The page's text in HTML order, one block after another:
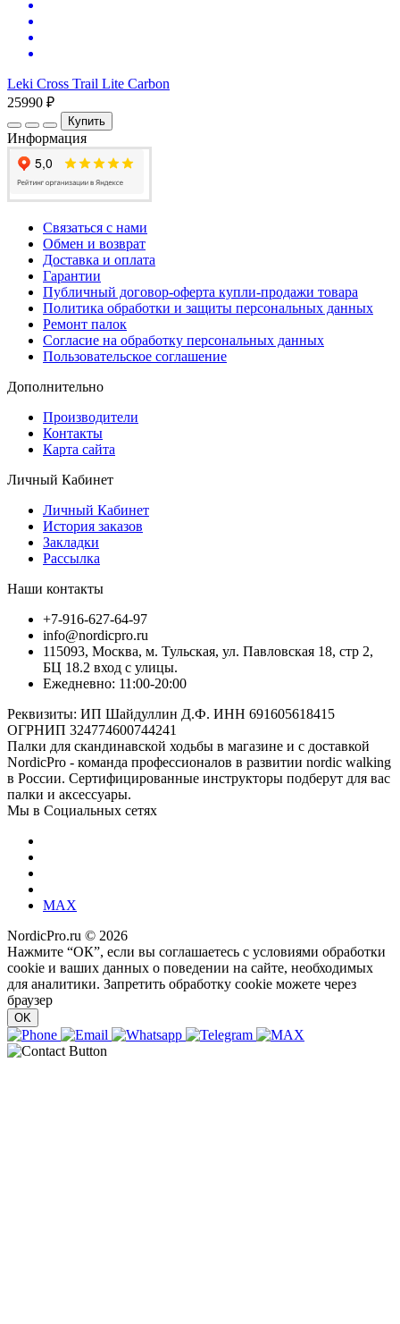
Leki Cross Trail Lite Carbon
25990 ₽
Купить
Информация
Связаться с нами
Обмен и возврат
Доставка и оплата
Гарантии
Публичный договор-оферта купли-продажи товара
Политика обработки и защиты персональных данных
Ремонт палок
Согласие на обработку персональных данных
Пользовательское соглашение
Дополнительно
Производители
Контакты
Карта сайта
Личный Кабинет
Личный Кабинет
История заказов
Закладки
Рассылка
Наши контакты
+7-916-627-64-97
info@nordicpro.ru
115093, Москва, м. Тульская, ул. Павловская 18, стр 2,
БЦ 18.2 вход с улицы.
Ежедневно: 11:00-20:00
Реквизиты: ИП Шайдуллин Д.Ф. ИНН 691605618415
ОГРНИП 324774600744241
Палки для скандинавской ходьбы в магазине и с доставкой
NordicPro - команда профессионалов в развитии nordic walking
в России. Сертифицированные инструкторы подберут для вас
палки и аксессуары.
Мы в Социальных сетях
MAX
NordicPro.ru © 2026
Нажмите “ОК”, если вы соглашаетесь с условиями обработки
cookie и ваших данных о поведении на сайте, необходимых
для аналитики. Запретить обработку cookie можете через
браузер
OK